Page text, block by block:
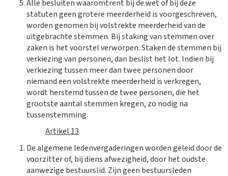
Alle besluiten waaromtrent bij de wet of bij deze
statuten geen grotere meerderheid is voorgeschreven,
worden genomen bij volstrekte meerderheid van de
uitgebrachte stemmen. Bij staking van stemmen over
zaken is het voorstel verworpen. Staken de stemmen bij
verkiezing van personen, dan beslist het lot. Indien bij
verkiezing tussen meer dan twee personen door
niemand een volstrekte meerderheid is verkregen,
wordt herstemd tussen de twee personen, die het
grootste aantal stemmen kregen, zo nodig na
tussenstemming.
Artikel 13
De algemene ledenvergaderingen worden geleid door de
voorzitter of, bij diens afwezigheid, door het oudste
aanwezige bestuurslid. Zijn geen bestuursleden